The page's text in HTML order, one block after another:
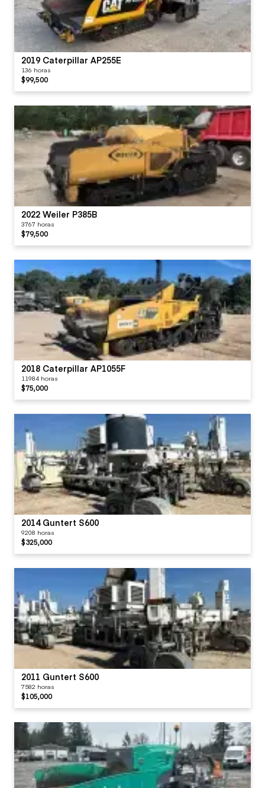
2019 Caterpillar AP255E
136 horas
$99,500
2022 Weiler P385B
3767 horas
$79,500
2018 Caterpillar AP1055F
11984 horas
$75,000
2014 Guntert S600
9208 horas
$325,000
2011 Guntert S600
7582 horas
$105,000